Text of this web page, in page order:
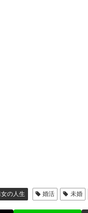
の人生 婚活 未婚